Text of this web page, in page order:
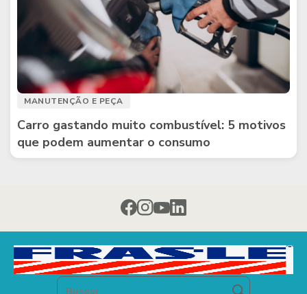
MANUTENÇÃO E PEÇA
Carro gastando muito combustível: 5 motivos
que podem aumentar o consumo